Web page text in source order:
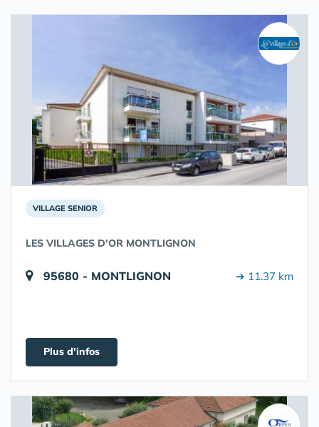
VILLAGE SENIOR
LES VILLAGES D'OR MONTLIGNON
95680 - MONTLIGNON ➔ 11.37 km
Plus d'infos